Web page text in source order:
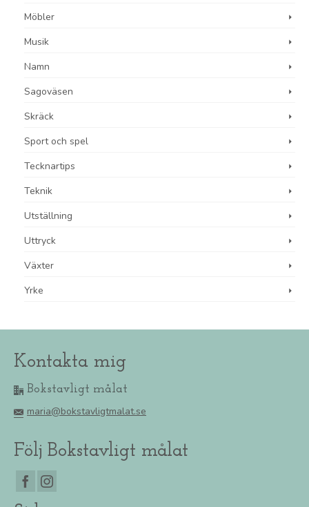
Möbler
Musik
Namn
Sagoväsen
Skräck
Sport och spel
Tecknartips
Teknik
Utställning
Uttryck
Växter
Yrke
Kontakta mig
Bokstavligt målat
maria@bokstavligtmalat.se
Följ Bokstavligt målat